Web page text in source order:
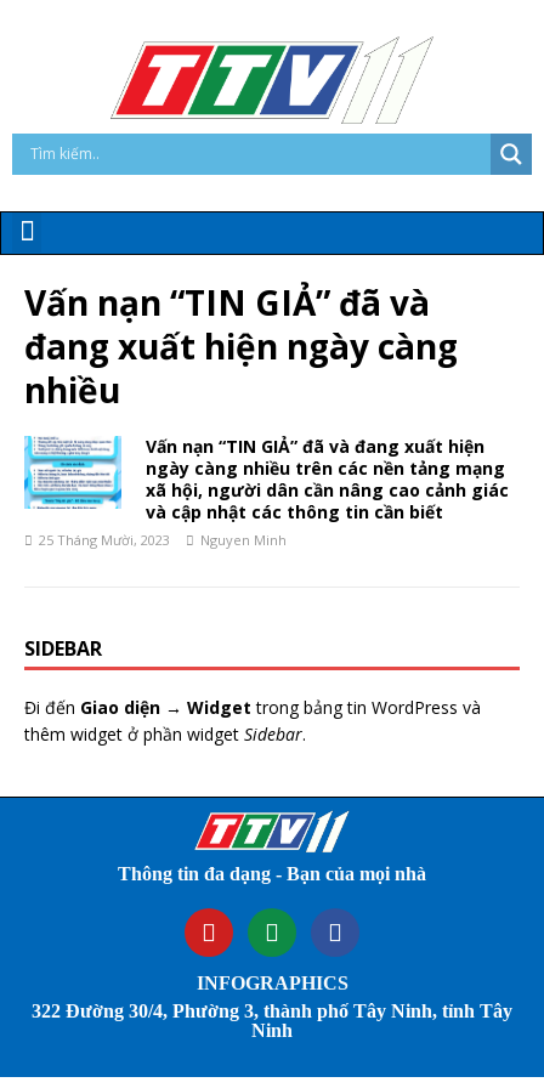
Vấn nạn “TIN GIẢ” đã và
đang xuất hiện ngày càng
nhiều
Vấn nạn “TIN GIẢ” đã và đang xuất hiện
ngày càng nhiều trên các nền tảng mạng
xã hội, người dân cần nâng cao cảnh giác
và cập nhật các thông tin cần biết
25 Tháng Mười, 2023 Nguyen Minh
SIDEBAR
Đi đến Giao diện → Widget trong bảng tin WordPress và
thêm widget ở phần widget Sidebar.
Thông tin đa dạng - Bạn của mọi nhà
INFOGRAPHICS
322 Đường 30/4, Phường 3, thành phố Tây Ninh, tỉnh Tây
Ninh